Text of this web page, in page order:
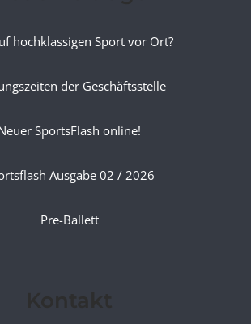
hochklassigen Sport vor Ort?
der Geschäftsstelle
SportsFlash online!
Ausgabe 02 / 2026
Pre-Ballett